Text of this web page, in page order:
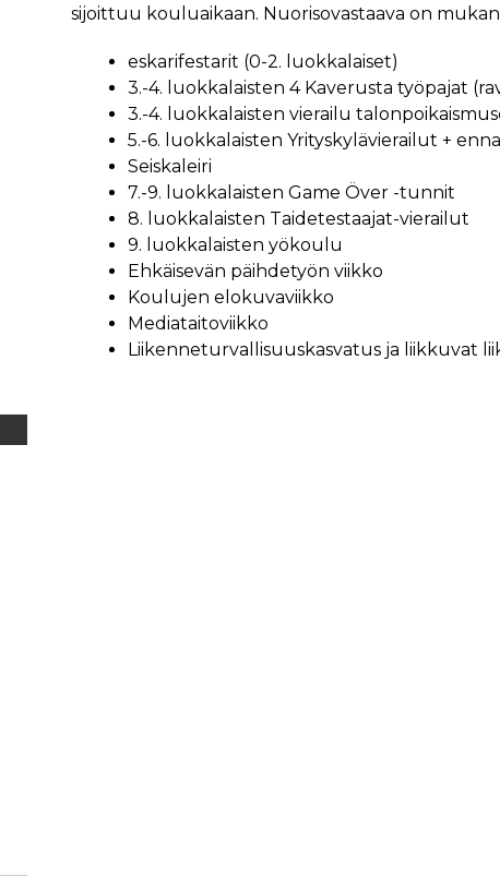
sijoittuu kouluaikaan. Nuorisovastaava on
eskarifestarit (0-2. luokkalaiset)
3.-4. luokkalaisten 4 Kaverusta työpajat
3.-4. luokkalaisten vierailu
5.-6. luokkalaisten Yrityskylävierailut +
Seiskaleiri
7.-9. luokkalaisten Game Över -tunnit
8. luokkalaisten Taidetestaajat-vierailut
9. luokkalaisten yökoulu
Ehkäisevän päihdetyön viikko
Koulujen elokuvaviikko
Mediataitoviikko
Liikenneturvallisuuskasvatus ja liikkuvat